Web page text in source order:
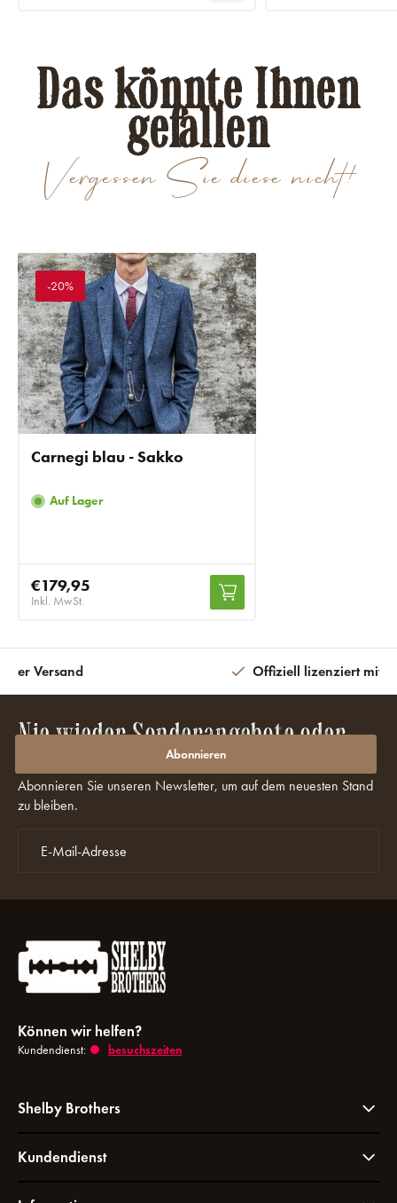
Vergessen Sie diese nicht!
Das könnte Ihnen
gefallen
-20%
Carnegi blau - Sakko
Auf Lager
€179,95
Inkl. MwSt.
Versand Offiziell lizenziert mit
Nie wieder Sonderangebote oder
Rabatte verpassen?
Abonnieren Sie unseren Newsletter, um auf dem neuesten Stand
zu bleiben.
Abonnieren
Können wir helfen?
Kundendienst: besuchszeiten
Shelby Brothers
Kundendienst